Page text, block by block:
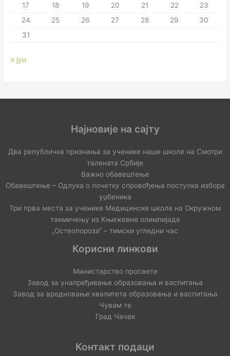
17
18 19 20 21 22
23
24
25 26 27 28 29
30
31
« јун
Најновије на сајту
Два републичка признања за ученике наше школе на Смотри
талената Србије
Важно обавештење
Обавештење – Одлука о почетку спровођења поступка избора
уџбеника
Три прва места за ученике Медицинске школе на Окружном
такмичењу из Књижевне олимпијаде
„Остеопороза“ – тимски угледни час
Корисни линкови
Министарство просвете
Завод за унапређивање образовања и васпитања
Завод за вредновање квалитета образовања и васпитања
Чувам те
Град Чачак
Контакт подаци